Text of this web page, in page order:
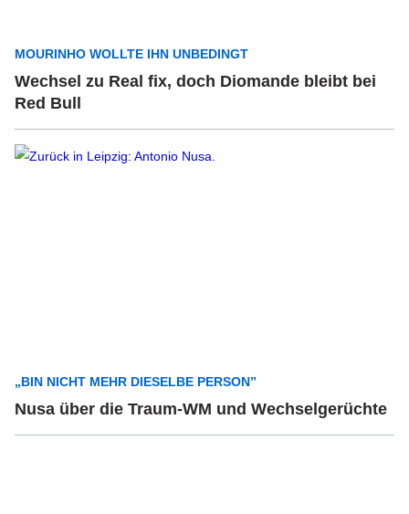
MOURINHO WOLLTE IHN UNBEDINGT
Wechsel zu Real fix, doch Diomande bleibt bei
Red Bull
„BIN NICHT MEHR DIESELBE PERSON”
Nusa über die Traum-WM und Wechselgerüchte